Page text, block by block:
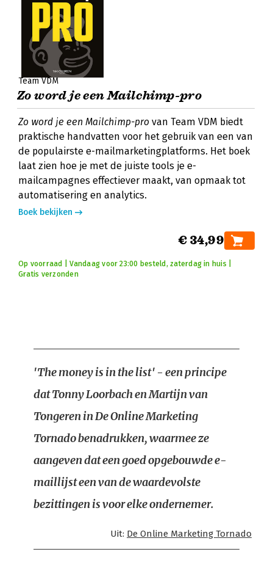
Team VDM
Zo word je een Mailchimp-pro
Zo word je een Mailchimp-pro van Team VDM biedt
praktische handvatten voor het gebruik van een van
de populairste e-mailmarketingplatforms. Het boek
laat zien hoe je met de juiste tools je e-
mailcampagnes effectiever maakt, van opmaak tot
automatisering en analytics.
Boek bekijken
€ 34,99
Op voorraad | Vandaag voor 23:00 besteld, zaterdag in huis |
Gratis verzonden
'The money is in the list' - een principe
dat Tonny Loorbach en Martijn van
Tongeren in De Online Marketing
Tornado benadrukken, waarmee ze
aangeven dat een goed opgebouwde e-
maillijst een van de waardevolste
bezittingen is voor elke ondernemer.
Uit: De Online Marketing Tornado